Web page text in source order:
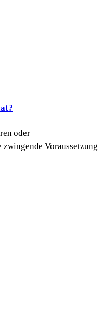
oder
Voraussetzung